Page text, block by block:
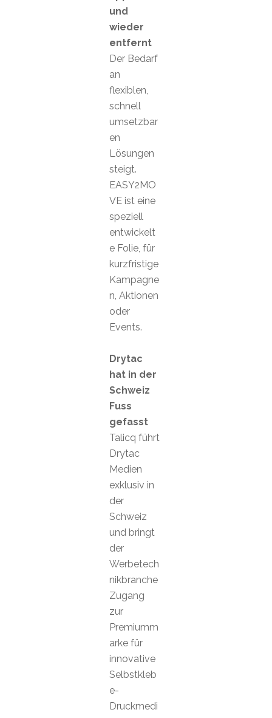
und
wieder
entfernt
Der Bedarf
an
flexiblen,
schnell
umsetzbar
en
Lösungen
steigt.
EASY2MO
VE ist eine
speziell
entwickelt
e Folie, für
kurzfristige
Kampagne
n, Aktionen
oder
Events.
Drytac
hat in der
Schweiz
Fuss
gefasst
Talicq führt
Drytac
Medien
exklusiv in
der
Schweiz
und bringt
der
Werbetech
nikbranche
Zugang
zur
Premiumm
arke für
innovative
Selbstkleb
e-
Druckmedi